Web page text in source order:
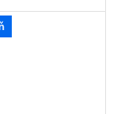
doplněná
koolady a